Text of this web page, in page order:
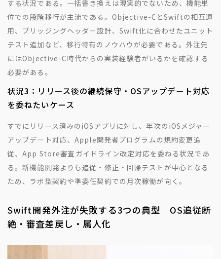
する状況である。一括書き換えは現実的でないため、機能単
位での段階移行が主流である。Objective-CとSwiftの相互運
用、ブリッジングヘッダー設計、Swift化に合わせたユニット
テスト追加など、移行特有のノウハウが必要である。外注先
にはObjective-C時代からの実装経験者がいるかを確認する
必要がある。
状況3：リリース後の継続保守・OSアップデート対応
を委ねたいケース
すでにリリース済みのiOSアプリに対し、年次のiOSメジャー
アップデート対応、Apple開発者プログラムの規約変更追
従、App Store審査ガイドライン改定対応を委ねる状況であ
る。新機能開発よりも追従・修正・回帰テストが中心となる
ため、ラボ型契約や準委任契約での月次稼働が向く。
Swift開発外注が失敗する3つの典型｜OS追従断
絶・審査差戻し・属人化